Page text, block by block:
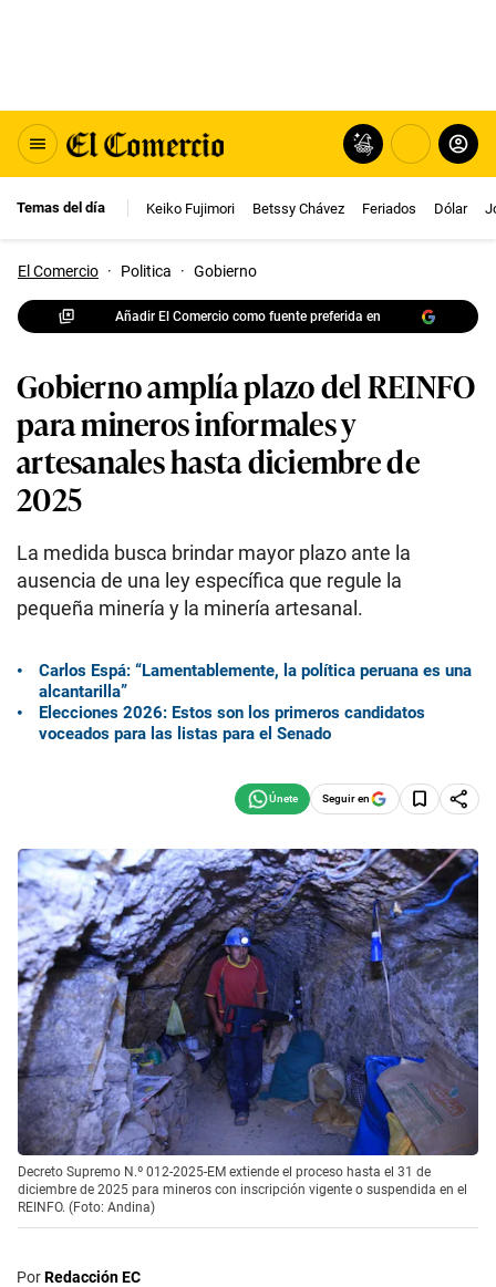
Temas del día Keiko Fujimori Betssy Chávez Feriados Dólar
El Comercio · Politica · Gobierno
Añadir El Comercio como fuente preferida en
Gobierno amplía plazo del REINFO
para mineros informales y
artesanales hasta diciembre de
2025
La medida busca brindar mayor plazo ante la
ausencia de una ley específica que regule la
pequeña minería y la minería artesanal.
Carlos Espá: “Lamentablemente, la política peruana es una
alcantarilla”
Elecciones 2026: Estos son los primeros candidatos
voceados para las listas para el Senado
Seguir en
Decreto Supremo N.º 012-2025-EM extiende el proceso hasta el 31 de
diciembre de 2025 para mineros con inscripción vigente o suspendida en el
REINFO. (Foto: Andina)
PorRedacción EC